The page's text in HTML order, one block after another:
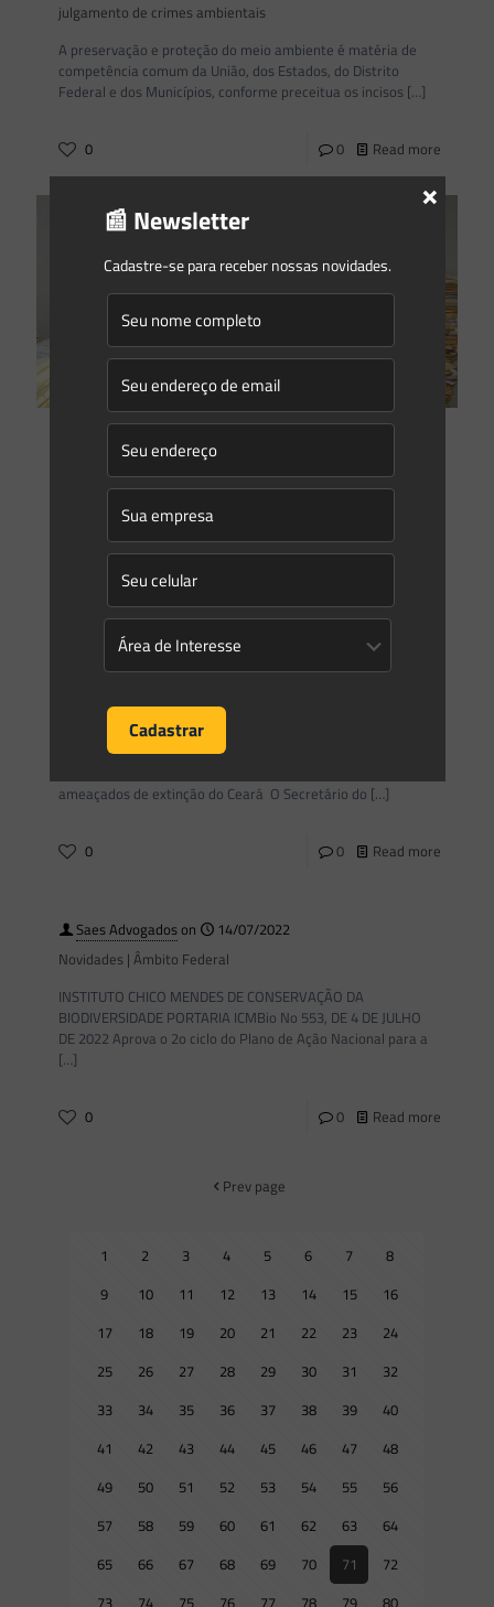
julgamento de crimes ambientais
A preservação e proteção do meio ambiente é matéria de
competência comum da União, dos Estados, do Distrito
Federal e dos Municípios, conforme preceitua os incisos […]
0 0 Read more
Eduardo Saes on
A Produção Antecipada de Provas no Direito Ambiental
Foi publicado hoje dia 14/07/2022 no site do Direito
Ambiental o artigo de “A Produção Antecipada de Provas no
Direito Ambiental” de autoria de Eduardo Saes.[…]
0 Read more
Novidades | Âmbito Estadual: Ceará
PORTARIA SEMA No93, DE 27 DE JUNHO DE 2022 Reconhece
ameaçados de extinção do Ceará O Secretário do […]
0 0 Read more
Saes Advogadoson
14/07/2022
Novidades | Âmbito Federal
INSTITUTO CHICO MENDES DE CONSERVAÇÃO DA
BIODIVERSIDADE PORTARIA ICMBio No 553, DE 4 DE JULHO
DE 2022 Aprova o 2o ciclo do Plano de Ação Nacional para a
[…]
0 0 Read more
Prev page
1 2 3 4 5 6 7
8
9
10 11 12 13 14 15
16
17
18 19 20 21 22 23
24
25
26 27 28 29 30 31
32
33
34 35 36 37 38 39
40
41
42 43 44 45 46 47
48
49
50 51 52 53 54 55
56
57
58 59 60 61 62 63
64
65
66 67 68 69 70 71
72
📰 Newsletter
Cadastre-se para receber nossas novidades.
×